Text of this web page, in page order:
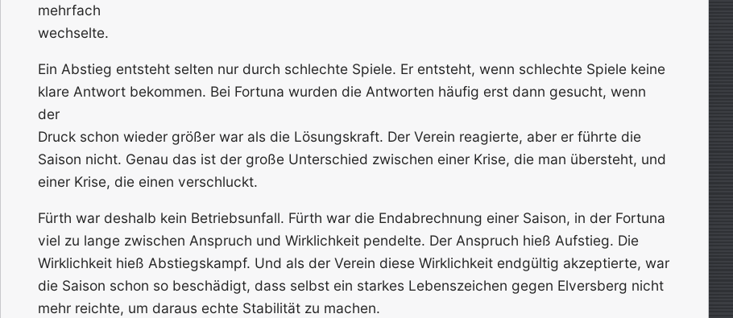
mehrfach
wechselte.
Ein Abstieg entsteht selten nur durch schlechte Spiele. Er entsteht, wenn schlechte Spiele keine
klare Antwort bekommen. Bei Fortuna wurden die Antworten häufig erst dann gesucht, wenn
der
Druck schon wieder größer war als die Lösungskraft. Der Verein reagierte, aber er führte die
Saison nicht. Genau das ist der große Unterschied zwischen einer Krise, die man übersteht, und
einer Krise, die einen verschluckt.
Fürth war deshalb kein Betriebsunfall. Fürth war die Endabrechnung einer Saison, in der Fortuna
viel zu lange zwischen Anspruch und Wirklichkeit pendelte. Der Anspruch hieß Aufstieg. Die
Wirklichkeit hieß Abstiegskampf. Und als der Verein diese Wirklichkeit endgültig akzeptierte, war
die Saison schon so beschädigt, dass selbst ein starkes Lebenszeichen gegen Elversberg nicht
mehr reichte, um daraus echte Stabilität zu machen.